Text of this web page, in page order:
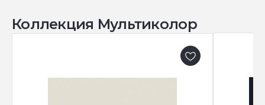
Коллекция Мультиколор